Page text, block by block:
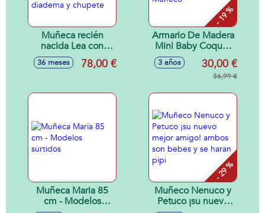
Muñeca recién
nacida Lea con
saco-mochila para
paseo 42 cm.
36 meses 78,00 €
- 19 %
Armario De Madera
Mini Baby Coquet
28 Cm Con
Muñeco
3 años 30,00 €
36,99 €
Muñeca Maria 85
cm - Modelos
- 29 %
Muñeco Nenuco y
Petuco ¡su nuevo